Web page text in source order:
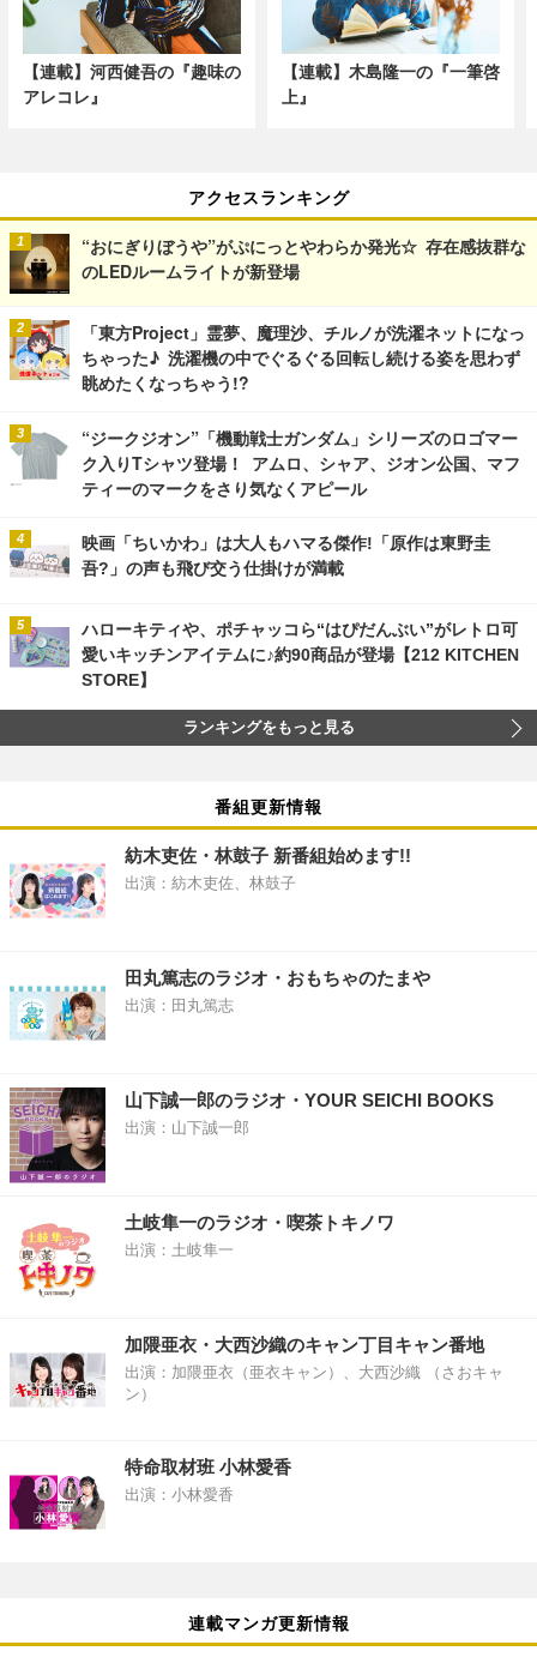
【連載】河西健吾の『趣味の
アレコレ』
【連載】木島隆一の『一筆啓
上』
アクセスランキング
“おにぎりぼうや”がぷにっとやわらか発光☆ 存在感抜群な
のLEDルームライトが新登場
「東方Project」霊夢、魔理沙、チルノが洗濯ネットになっ
ちゃった♪ 洗濯機の中でぐるぐる回転し続ける姿を思わず
眺めたくなっちゃう!?
“ジークジオン”「機動戦士ガンダム」シリーズのロゴマー
ク入りTシャツ登場！ アムロ、シャア、ジオン公国、マフ
ティーのマークをさり気なくアピール
映画「ちいかわ」は大人もハマる傑作!「原作は東野圭
吾?」の声も飛び交う仕掛けが満載
ハローキティや、ポチャッコら“はぴだんぶい”がレトロ可
愛いキッチンアイテムに♪約90商品が登場【212 KITCHEN
STORE】
ランキングをもっと見る
番組更新情報
紡木吏佐・林鼓子 新番組始めます!!
出演：紡木吏佐、林鼓子
田丸篤志のラジオ・おもちゃのたまや
出演：田丸篤志
山下誠一郎のラジオ・YOUR SEICHI BOOKS
出演：山下誠一郎
土岐隼一のラジオ・喫茶トキノワ
出演：土岐隼一
加隈亜衣・大西沙織のキャン丁目キャン番地
出演：加隈亜衣（亜衣キャン）、大西沙織 （さおキャ
ン）
特命取材班 小林愛香
出演：小林愛香
連載マンガ更新情報